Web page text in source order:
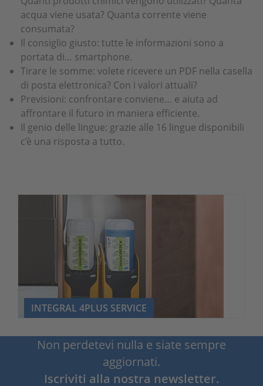
acqua viene usata? Quanta corrente viene
consumata?
Il consiglio giusto: tutte le informazioni sono a
portata di… smartphone.
Tirare le somme: volete ricevere un PDF nella casella
di posta elettronica? Con i valori attuali?
Previsioni: confrontare conviene… e aiuta ad
affrontare il futuro in maniera efficiente.
Il genio delle lingue: grazie alle 16 lingue disponibili
c’è una risposta a tutto.
INTEGRAL 4PLUS SERVICE
Non perdetevi nulla e siate sempre
aggiornati.
Iscriviti alla nostra newsletter.